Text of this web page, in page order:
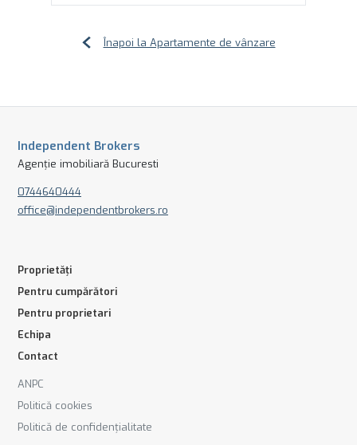
Înapoi la Apartamente de vânzare
Independent Brokers
Agenție imobiliară Bucuresti
0744640444
office@independentbrokers.ro
Proprietăți
Pentru cumpărători
Pentru proprietari
Echipa
Contact
ANPC
Politică cookies
Politică de confidențialitate